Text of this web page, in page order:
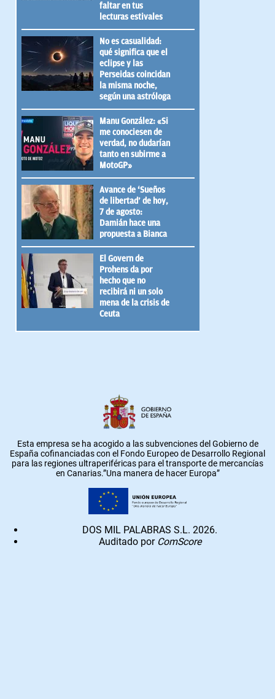
faltar en tus
lecturas estivales
No es casualidad:
qué significa que el
eclipse y las
Perseidas coincidan
la misma noche,
según una astróloga
Manu González: «Si
me conociesen de
verdad, no dudarían
tanto en subirme a
MotoGP»
Avance de ‘Sueños
de libertad’ de hoy,
7 de agosto:
Damián hace una
propuesta a Bianca
El Govern de
Prohens da por
hecho que no
recibirá ni un solo
mena de la crisis de
Ceuta
Esta empresa se ha acogido a las subvenciones del Gobierno de
España cofinanciadas con el Fondo Europeo de Desarrollo Regional
para las regiones ultraperiféricas para el transporte de mercancías
en Canarias.”Una manera de hacer Europa”
DOS MIL PALABRAS S.L. 2026.
Auditado por ComScore